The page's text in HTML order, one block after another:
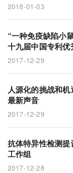
2018-01-03
“一种免疫缺陷小
十九届中国专利优
2017-12-29
人源化的挑战和
最新声音
2017-12-29
抗体特异性检测
工作组
2017-12-28